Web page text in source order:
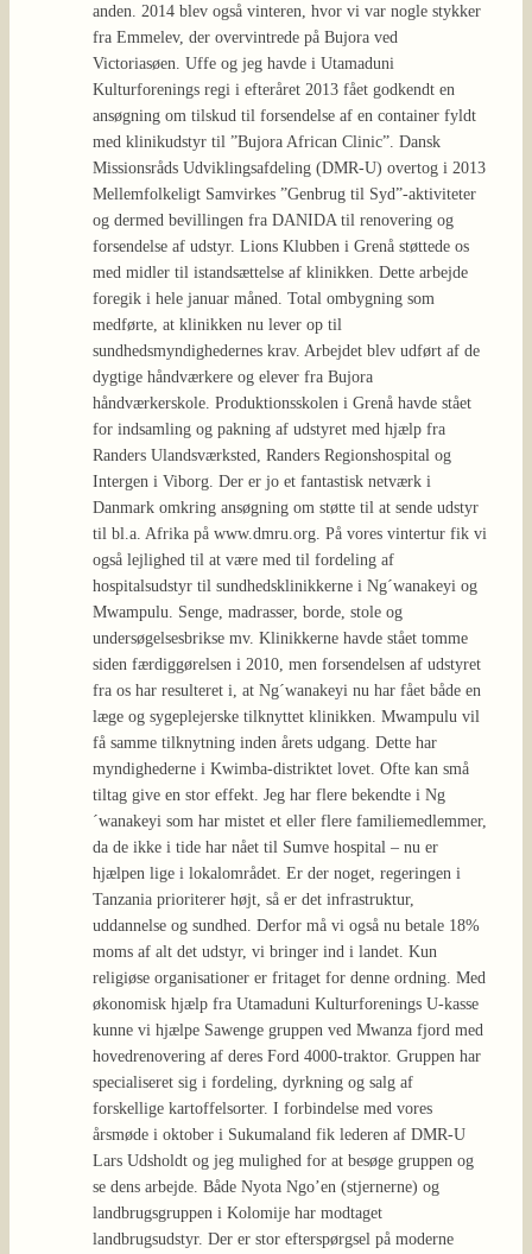
anden. 2014 blev også vinteren, hvor vi var nogle stykker
fra Emmelev, der overvintrede på Bujora ved
Victoriasøen. Uffe og jeg havde i Utamaduni
Kulturforenings regi i efteråret 2013 fået godkendt en
ansøgning om tilskud til forsendelse af en container fyldt
med klinikudstyr til ”Bujora African Clinic”. Dansk
Missionsråds Udviklingsafdeling (DMR-U) overtog i 2013
Mellemfolkeligt Samvirkes ”Genbrug til Syd”-aktiviteter
og dermed bevillingen fra DANIDA til renovering og
forsendelse af udstyr. Lions Klubben i Grenå støttede os
med midler til istandsættelse af klinikken. Dette arbejde
foregik i hele januar måned. Total ombygning som
medførte, at klinikken nu lever op til
sundhedsmyndighedernes krav. Arbejdet blev udført af de
dygtige håndværkere og elever fra Bujora
håndværkerskole. Produktionsskolen i Grenå havde stået
for indsamling og pakning af udstyret med hjælp fra
Randers Ulandsværksted, Randers Regionshospital og
Intergen i Viborg. Der er jo et fantastisk netværk i
Danmark omkring ansøgning om støtte til at sende udstyr
til bl.a. Afrika på www.dmru.org. På vores vintertur fik vi
også lejlighed til at være med til fordeling af
hospitalsudstyr til sundhedsklinikkerne i Ng´wanakeyi og
Mwampulu. Senge, madrasser, borde, stole og
undersøgelsesbrikse mv. Klinikkerne havde stået tomme
siden færdiggørelsen i 2010, men forsendelsen af udstyret
fra os har resulteret i, at Ng´wanakeyi nu har fået både en
læge og sygeplejerske tilknyttet klinikken. Mwampulu vil
få samme tilknytning inden årets udgang. Dette har
myndighederne i Kwimba-distriktet lovet. Ofte kan små
tiltag give en stor effekt. Jeg har flere bekendte i Ng
´wanakeyi som har mistet et eller flere familiemedlemmer,
da de ikke i tide har nået til Sumve hospital – nu er
hjælpen lige i lokalområdet. Er der noget, regeringen i
Tanzania prioriterer højt, så er det infrastruktur,
uddannelse og sundhed. Derfor må vi også nu betale 18%
moms af alt det udstyr, vi bringer ind i landet. Kun
religiøse organisationer er fritaget for denne ordning. Med
økonomisk hjælp fra Utamaduni Kulturforenings U-kasse
kunne vi hjælpe Sawenge gruppen ved Mwanza fjord med
hovedrenovering af deres Ford 4000-traktor. Gruppen har
specialiseret sig i fordeling, dyrkning og salg af
forskellige kartoffelsorter. I forbindelse med vores
årsmøde i oktober i Sukumaland fik lederen af DMR-U
Lars Udsholdt og jeg mulighed for at besøge gruppen og
se dens arbejde. Både Nyota Ngo’en (stjernerne) og
landbrugsgruppen i Kolomije har modtaget
landbrugsudstyr. Der er stor efterspørgsel på moderne